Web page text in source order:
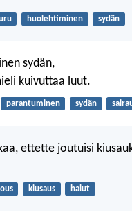
huolehtiminen sydän
sydän,
kuivuttaa luut.
parantuminen sydän
ettette joutuisi
kiusaus halut